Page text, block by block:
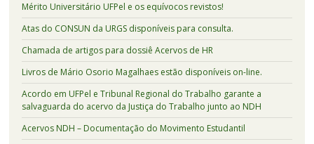
Mérito Universitário UFPel e os equívocos revistos!
Atas do CONSUN da URGS disponíveis para consulta.
Chamada de artigos para dossiê Acervos de HR
Livros de Mário Osorio Magalhaes estão disponíveis on-line.
Acordo em UFPel e Tribunal Regional do Trabalho garante a
salvaguarda do acervo da Justiça do Trabalho junto ao NDH
Acervos NDH – Documentação do Movimento Estudantil